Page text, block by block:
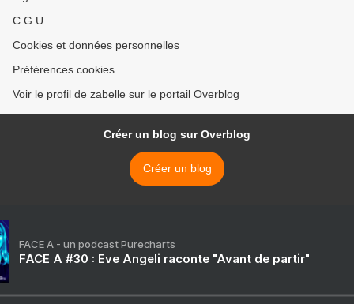
C.G.U.
Cookies et données personnelles
Préférences cookies
Voir le profil de zabelle sur le portail Overblog
Créer un blog sur Overblog
Créer un blog
FACE A - un podcast Purecharts
FACE A #30 : Eve Angeli raconte "Avant de partir"